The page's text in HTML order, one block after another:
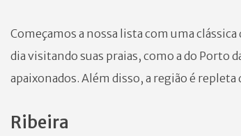
Começamos a nossa lista com uma
dia visitando suas praias, como a do Porto
apaixonados. Além disso, a região é
Ribeira